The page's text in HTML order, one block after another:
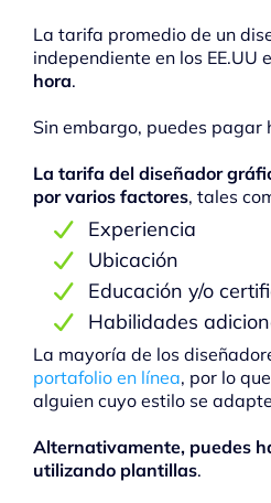
La tarifa promedio de un
independiente en los EE.UU
hora.
Sin embargo, puedes pagar
La tarifa del diseñador
por varios factores, tales
Experiencia
Ubicación
Educación y/o
Habilidades
La mayoría de los
portafolio en línea, por lo
alguien cuyo estilo se
Alternativamente, puedes
utilizando plantillas.